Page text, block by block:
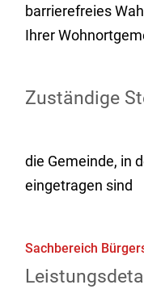
barrierefreies
Ihrer
Zuständige
die Gemeinde, in
eingetragen sind
Sachbereich